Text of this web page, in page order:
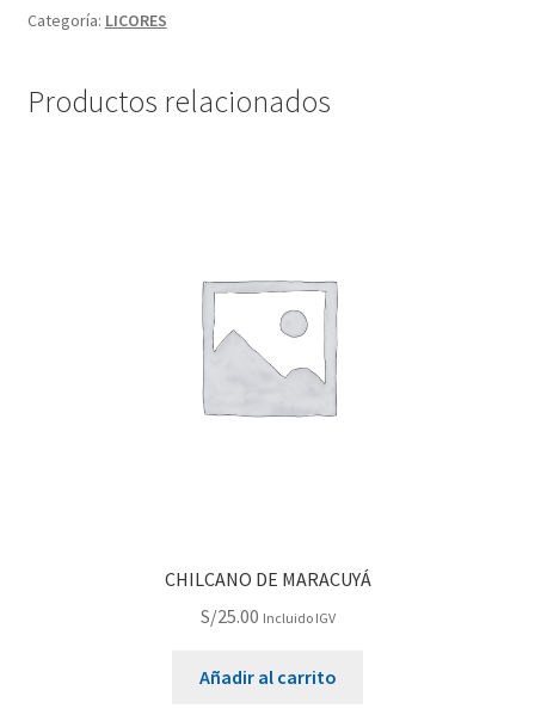
Categoría: LICORES
Productos relacionados
CHILCANO DE MARACUYÁ
S/25.00 Incluido IGV
Añadir al carrito